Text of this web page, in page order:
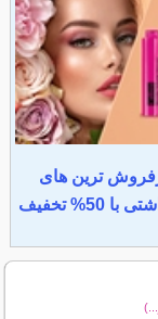
ترین های
50% تخفیف